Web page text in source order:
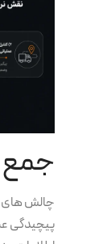
چالش های
پیچیدگی